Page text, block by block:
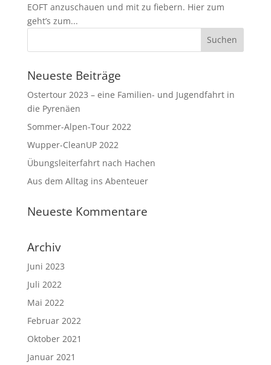
EOFT anzuschauen und mit zu fiebern. Hier zum
geht’s zum...
Neueste Beiträge
Ostertour 2023 – eine Familien- und Jugendfahrt in
die Pyrenäen
Sommer-Alpen-Tour 2022
Wupper-CleanUP 2022
Übungsleiterfahrt nach Hachen
Aus dem Alltag ins Abenteuer
Neueste Kommentare
Archiv
Juni 2023
Juli 2022
Mai 2022
Februar 2022
Oktober 2021
Januar 2021